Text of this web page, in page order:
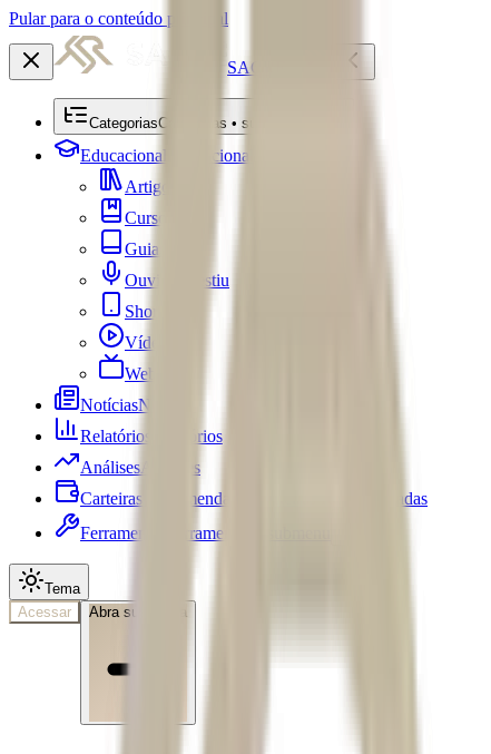
Pular para o conteúdo principal
SACRE
CategoriasCategorias • submenu
Educacional
Educacional
Artigos
Cursos
Guias
Ouviu Investiu
Shorts
Vídeos
Webséries
NotíciasNotícias
Relatórios
Relatórios
Análises Análises
Carteiras Recomendadas
Carteiras Recomendadas
Ferramentas
Ferramentas • submenu
Tema
Acessar
Abra sua conta